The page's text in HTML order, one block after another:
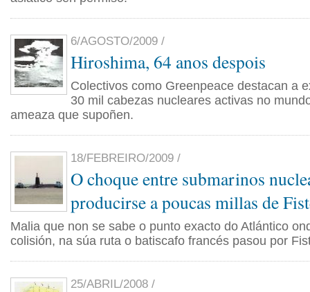
6/AGOSTO/2009 /
Hiroshima, 64 anos despois
Colectivos como Greenpeace destacan a
30 mil cabezas nucleares activas no
ameaza que supoñen.
18/FEBREIRO/2009 /
O choque entre submarinos
producirse a poucas millas de
Malia que non se sabe o punto exacto do Atlántico
colisión, na súa ruta o batiscafo francés pasou por
25/ABRIL/2008 /